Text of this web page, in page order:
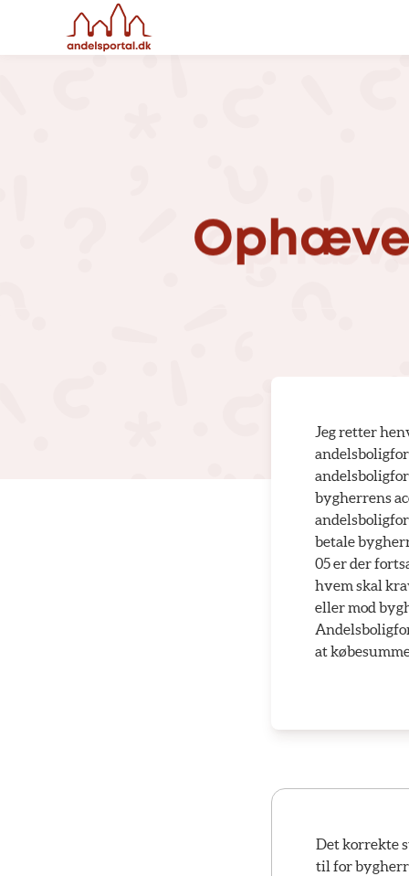
Jeg retter
bygherrens
betale
05 er der
hvem skal
eller mod
at
Det korrekte
til for